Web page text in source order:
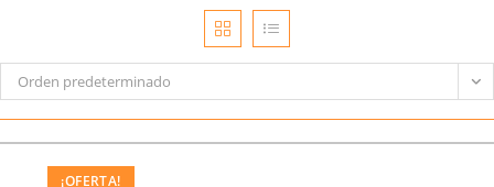
Orden predeterminado
¡OFERTA!